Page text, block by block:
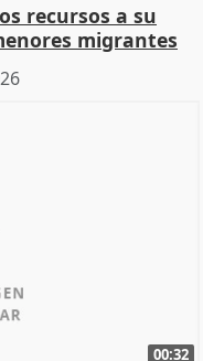
recursos a su
migrantes
00:32